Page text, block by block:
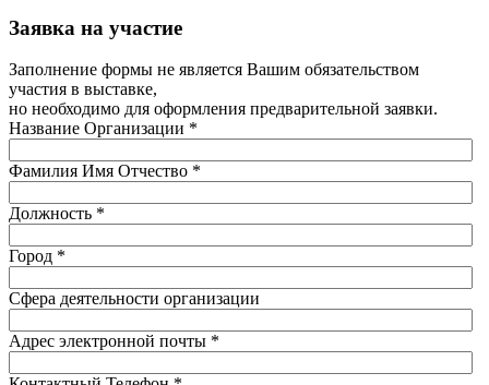
Заявка на участие
Заполнение формы не является Вашим обязательством
участия в выставке,
но необходимо для оформления предварительной заявки.
Название Организации *
Фамилия Имя Отчество *
Должность *
Город *
Сфера деятельности организации
Адрес электронной почты *